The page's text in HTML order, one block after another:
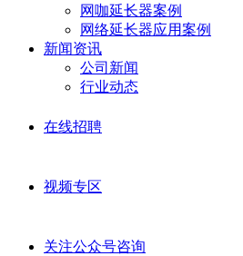
网咖延长器案例
网络延长器应用案例
新闻资讯
公司新闻
行业动态
在线招聘
视频专区
关注公众号咨询